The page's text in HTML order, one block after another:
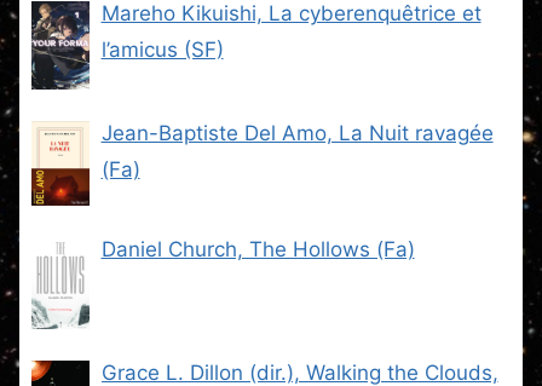
Mareho Kikuishi, La cyberenquêtrice et
l’amicus (SF)
Jean-Baptiste Del Amo, La Nuit ravagée
(Fa)
Daniel Church, The Hollows (Fa)
Grace L. Dillon (dir.), Walking the Clouds,